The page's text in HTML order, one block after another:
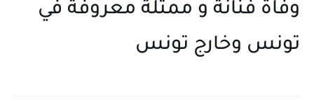
وفاة فنانة و ممثلة معروفة في
تونس وخارج تونس